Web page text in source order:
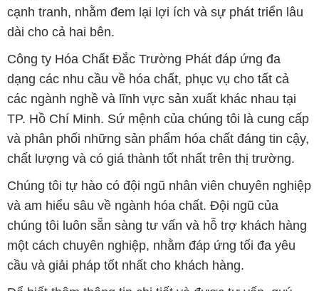
các ngành nghề và lĩnh vực sản xuất khác nhau tại
TP. Hồ Chí Minh. Sứ mệnh của chúng tôi là cung cấp
và phân phối những sản phẩm hóa chất đáng tin cậy,
chất lượng và có giá thành tốt nhất trên thị trường.
Chúng tôi tự hào có đội ngũ nhân viên chuyên nghiệp
và am hiểu sâu về ngành hóa chất. Đội ngũ của
chúng tôi luôn sẵn sàng tư vấn và hỗ trợ khách hàng
một cách chuyên nghiệp, nhằm đáp ứng tối đa yêu
cầu và giải pháp tốt nhất cho khách hàng.
Để biết thêm thông tin chi tiết và được tư vấn, quý
khách hàng có thể truy cập vào trang web của chúng
tôi tại địa chỉ hoachatdetnhuom.vn. Chúng tôi rất
mong được phục vụ và xây dựng mối quan hệ lâu
dài, hợp tác cùng phát triển cùng khách hàng.